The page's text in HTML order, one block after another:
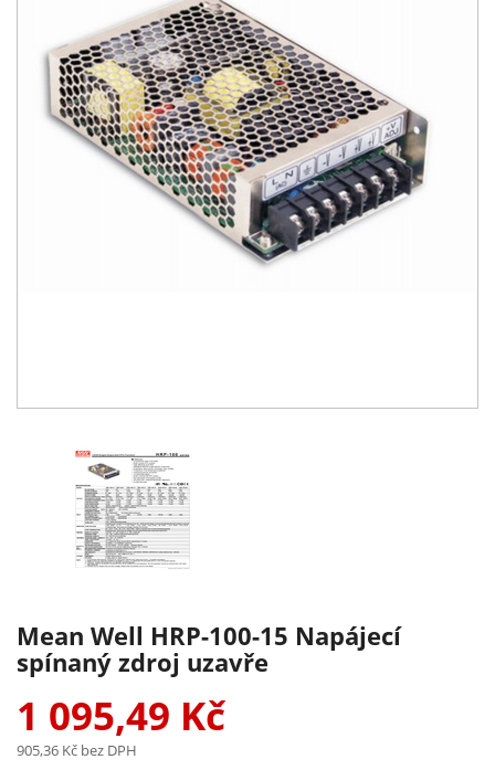
Mean Well HRP-100-15 Napájecí
spínaný zdroj uzavře
1 095,49 Kč
905,36 Kč bez DPH